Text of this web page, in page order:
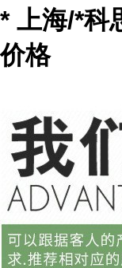
* 上海/*科
价格